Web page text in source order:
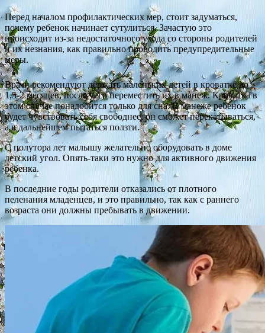
Перед началом профилактических мер, стоит задуматься,
почему ребенок начинает сутулиться. Зачастую это
происходит из-за недостаточного ухода со стороны родителей
и их незнания, как правильно проводить предупредительные
меры.
Врачи рекомендуют держать маленьких детей в кроватке до
1,5-2 месяцев, после чего переместить их в манеж. Кроватка в
этом случае понадобится только для сна. В манеже ребенок
будет чувствовать себя свободнее, он сможет перекатываться,
а в дальнейшем пытаться ползти.
С полутора лет малышу желательно оборудовать в доме
детский угол. Опять-таки это нужно для активного движения
ребенка.
В последние годы родители отказались от плотного
пеленания младенцев, и это правильно, так как с раннего
возраста они должны пребывать в движении.